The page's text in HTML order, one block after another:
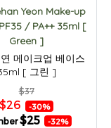
Yeon Make-up
/ PA++ 35ml [
Green ]
메이크업 베이스
[ 그린 ]
$37
$26 -30%
$25 -32%